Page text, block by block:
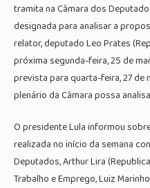
tramita na Câmara dos
designada para analisar a
relator, deputado Leo Prates
próxima segunda-feira, 25 de
prevista para quarta-feira, 27 de
plenário da Câmara possa
O presidente Lula informou
realizada no início da semana
Deputados, Arthur Lira
Trabalho e Emprego, Luiz